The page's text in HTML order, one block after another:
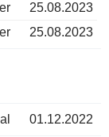
25.08.2023
25.08.2023
01.12.2022